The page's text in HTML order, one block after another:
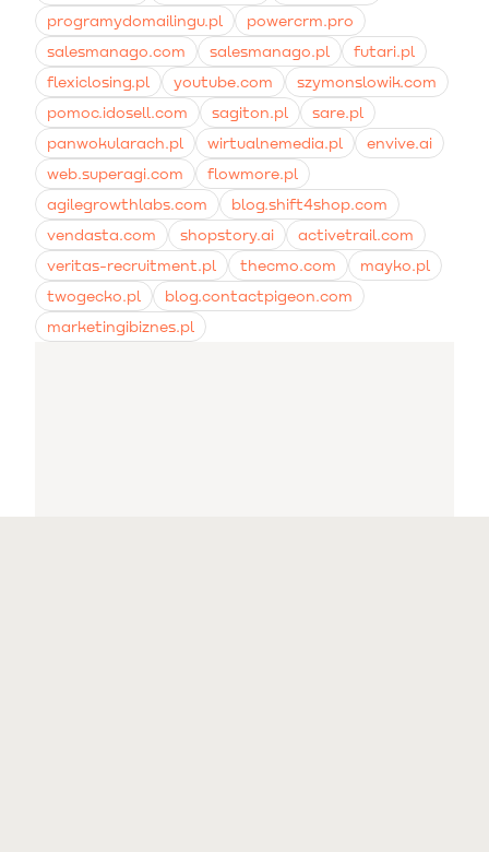
programydomailingu.pl
powercrm.pro
salesmanago.com
salesmanago.pl
futari.pl
flexiclosing.pl
youtube.com
szymonslowik.com
pomoc.idosell.com
sagiton.pl
sare.pl
panwokularach.pl
wirtualnemedia.pl
envive.ai
web.superagi.com
flowmore.pl
agilegrowthlabs.com
blog.shift4shop.com
vendasta.com
shopstory.ai
activetrail.com
veritas-recruitment.pl
thecmo.com
mayko.pl
twogecko.pl
blog.contactpigeon.com
marketingibiznes.pl